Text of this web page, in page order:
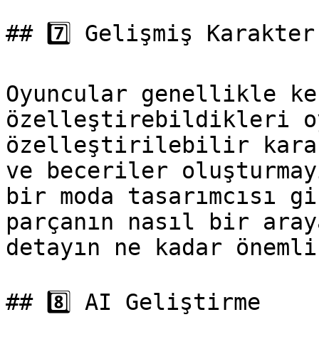
## 7️⃣ Gelişmiş Karakter
Oyuncular genellikle
özelleştirebildikleri
özelleştirilebilir
ve beceriler
bir moda tasarımcısı
parçanın nasıl bir
detayın ne kadar
## 8️⃣ AI Geliştirme